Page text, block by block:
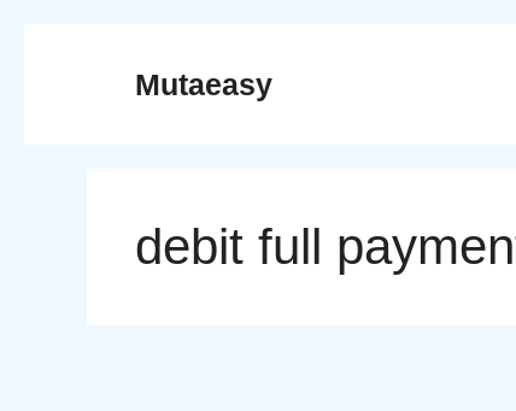
Mutaeasy
debit full